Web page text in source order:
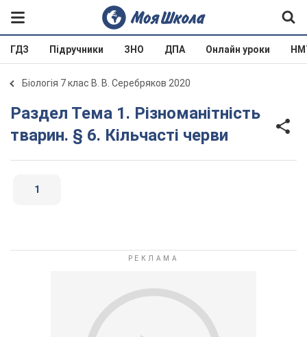
ГДЗ Підручники ЗНО ДПА Онлайн уроки
Біологія 7 клас В. В. Серебряков 2020
Раздел Тема 1. Різноманітність
тварин. § 6. Кільчасті черви
1